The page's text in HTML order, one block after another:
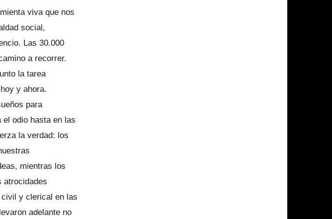
viva que nos
social,
Las 30.000
a recorrer.
la tarea
y ahora.
para
el odio hasta en las
la verdad: los
mientras los
atrocidades
y clerical en las
adelante no